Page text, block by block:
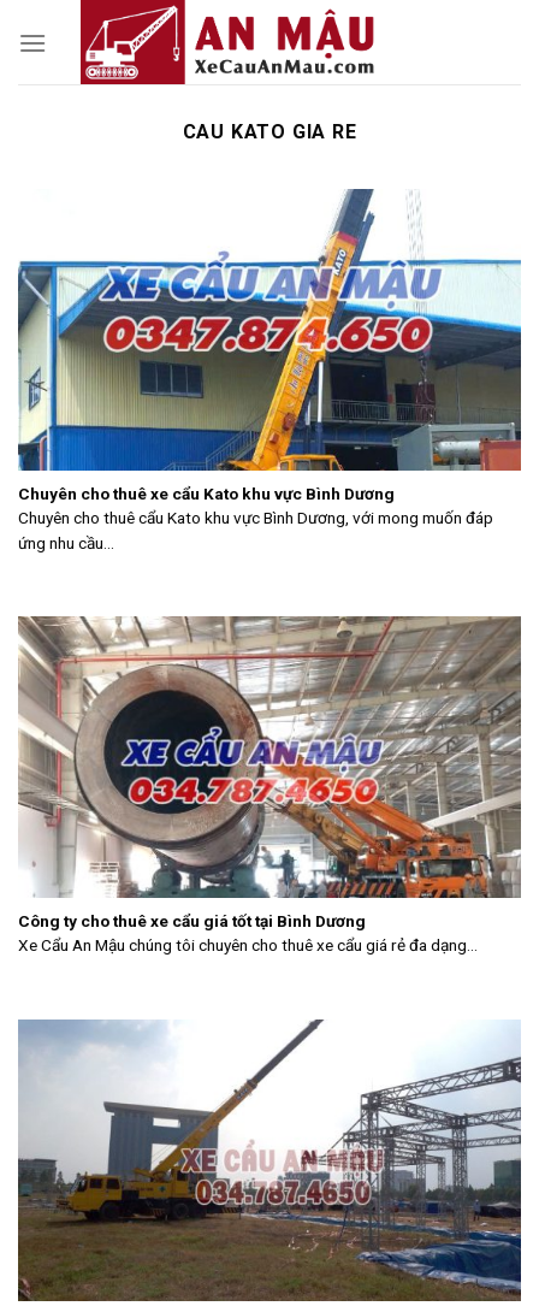
CAU KATO GIA RE
Chuyên cho thuê xe cẩu Kato khu vực Bình Dương
Chuyên cho thuê cẩu Kato khu vực Bình Dương, với mong muốn đáp
ứng nhu cầu...
Công ty cho thuê xe cẩu giá tốt tại Bình Dương
Xe Cẩu An Mậu chúng tôi chuyên cho thuê xe cẩu giá rẻ đa dạng...